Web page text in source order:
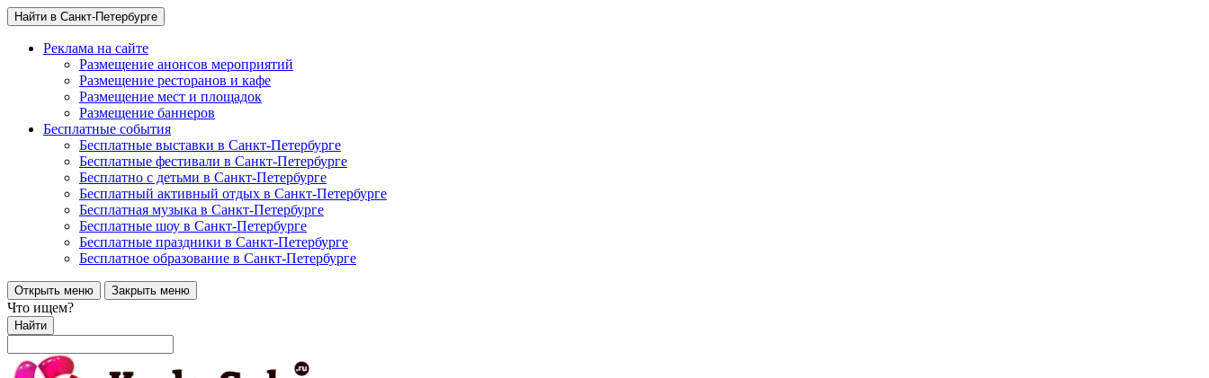
Найти в Санкт-Петербурге
Реклама на сайте
Размещение анонсов мероприятий
Размещение ресторанов и кафе
Размещение мест и площадок
Размещение баннеров
Бесплатные события
Бесплатные выставки в Санкт-Петербурге
Бесплатные фестивали в Санкт-Петербурге
Бесплатно с детьми в Санкт-Петербурге
Бесплатный активный отдых в Санкт-Петербурге
Бесплатная музыка в Санкт-Петербурге
Бесплатные шоу в Санкт-Петербурге
Бесплатные праздники в Санкт-Петербурге
Бесплатное образование в Санкт-Петербурге
Открыть меню Закрыть меню
Что ищем?
Найти